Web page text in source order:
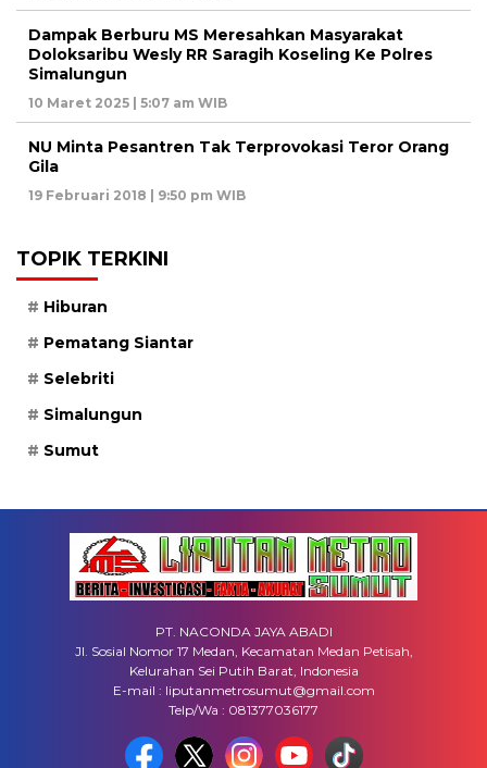
Dampak Berburu MS Meresahkan Masyarakat
Doloksaribu Wesly RR Saragih Koseling Ke Polres
Simalungun
10 Maret 2025 | 5:07 am WIB
NU Minta Pesantren Tak Terprovokasi Teror Orang
Gila
19 Februari 2018 | 9:50 pm WIB
TOPIK TERKINI
Hiburan
Pematang Siantar
Selebriti
Simalungun
Sumut
PT. NACONDA JAYA ABADI
Jl. Sosial Nomor 17 Medan, Kecamatan Medan Petisah,
Kelurahan Sei Putih Barat, Indonesia
E-mail : liputanmetrosumut@gmail.com
Telp/Wa : 081377036177